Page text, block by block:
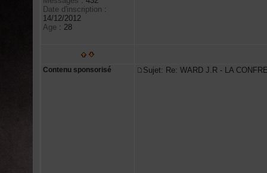
Date d'inscription :
14/12/2012
Age : 28
Contenu sponsorisé Sujet: Re: WARD J.R - LA